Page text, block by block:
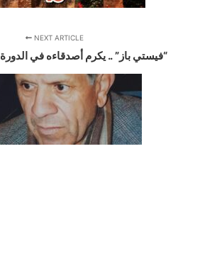
NEXT ARTICLE
“فيستي باز” .. يكرم أصدقاءه في الدورة 13 للمهرجان